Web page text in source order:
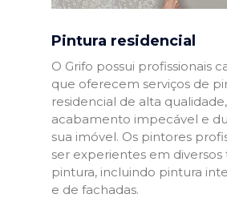
Pintura residencial
O Grifo possui profissionais
que oferecem serviços de
residencial de alta
acabamento impecável e
sua imóvel. Os pintores
ser experientes em diversos
pintura, incluindo pintura
e de fachadas.